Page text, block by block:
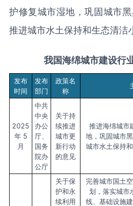
护修复城市湿地，巩固城市黑
推进城市水土保持和生态清洁
我国海绵城市建设行
发布
时间
发布
部门
政策名
称
2025
年 5
月
中共
中央
办公
厅、
国务
院办
公厅
关于持
续推进
城市更
新行动
的意见
推进海绵城市
地，巩固城市
城市水土保持
关于保
护和永
续利用
完善城市国土
划，落实城市
线、基础设施